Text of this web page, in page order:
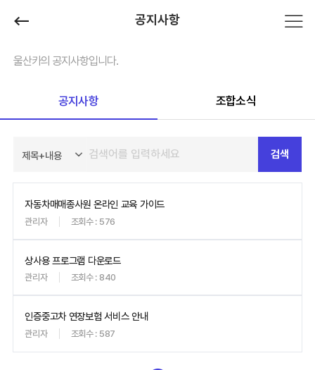
공지사항
울산카의 공지사항입니다.
공지사항 조합소식
검색
자동차매매종사원 온라인 교육 가이드
관리자 조회수 : 576
상사용 프로그램 다운로드
관리자 조회수 : 840
인증중고차 연장보험 서비스 안내
관리자 조회수 : 587